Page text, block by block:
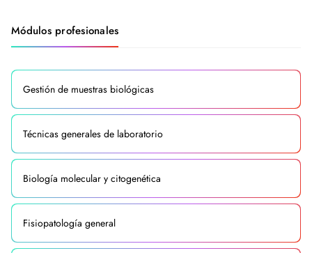
Módulos profesionales
Gestión de muestras biológicas
Técnicas generales de laboratorio
Biología molecular y citogenética
Fisiopatología general